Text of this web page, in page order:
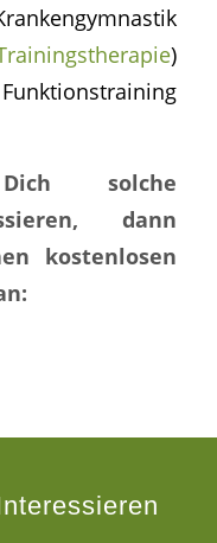
)
solche
dann
kostenlosen